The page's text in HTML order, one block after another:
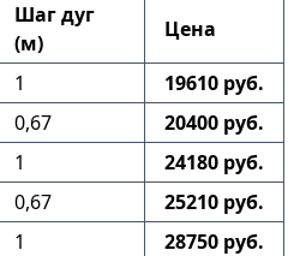
Шаг дуг
(м)
Цена
1
19610 руб.
0,67
20400 руб.
1
24180 руб.
0,67
25210 руб.
1
28750 руб.